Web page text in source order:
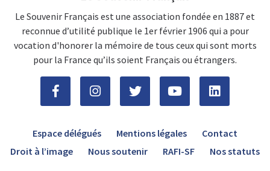
Le Souvenir Français est une association fondée en 1887 et
reconnue d’utilité publique le 1er février 1906 qui a pour
vocation d'honorer la mémoire de tous ceux qui sont morts
pour la France qu’ils soient Français ou étrangers.
Espace délégués Mentions légales
Contact
Droit à l’image
Nous soutenir RAFI-SF Nos statuts